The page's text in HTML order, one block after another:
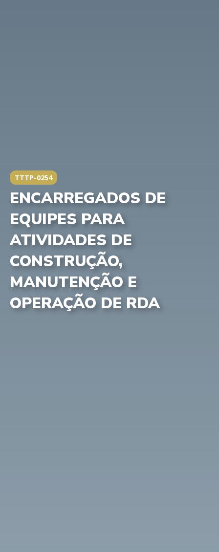
TTTP-0254
ENCARREGADOS DE
EQUIPES PARA
ATIVIDADES DE
CONSTRUÇÃO,
MANUTENÇÃO E
OPERAÇÃO DE RDA